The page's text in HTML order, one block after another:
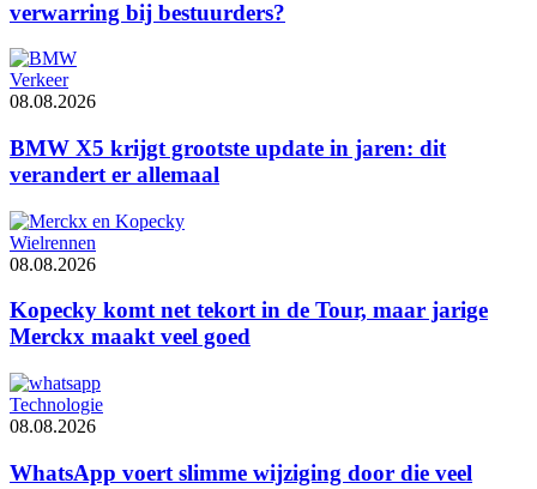
verwarring bij bestuurders?
Verkeer
08.08.2026
BMW X5 krijgt grootste update in jaren: dit
verandert er allemaal
Wielrennen
08.08.2026
Kopecky komt net tekort in de Tour, maar jarige
Merckx maakt veel goed
Technologie
08.08.2026
WhatsApp voert slimme wijziging door die veel